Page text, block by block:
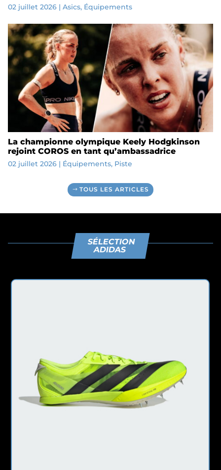
02 juillet 2026| Asics, Équipements
La championne olympique Keely Hodgkinson
rejoint COROS en tant qu’ambassadrice
02 juillet 2026| Équipements, Piste
TOUS LES ARTICLES
SÉLECTION
ADIDAS